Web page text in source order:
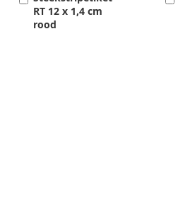
RT 12 x 1,4 cm
rood